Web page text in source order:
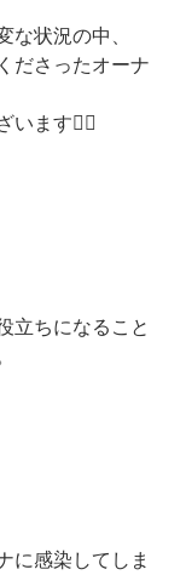
な状況の中、
ださったオーナ
います🙇‍♂️
立ちになること
に感染してしま